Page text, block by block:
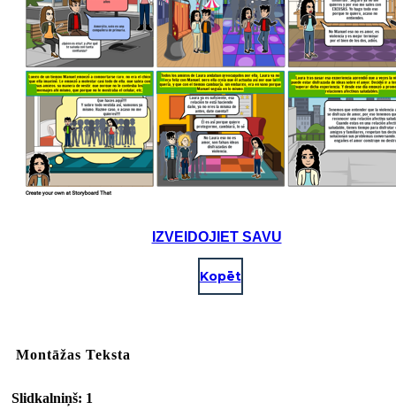
IZVEIDOJIET SAVU
Kopēt
Montāžas Teksta
Slidkalniņš: 1